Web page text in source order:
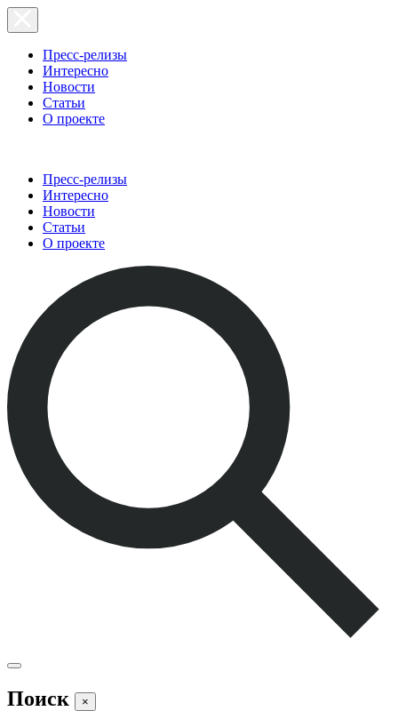
Пресс-релизы
Интересно
Новости
Статьи
О проекте
Пресс-релизы
Интересно
Новости
Статьи
О проекте
Поиск ×